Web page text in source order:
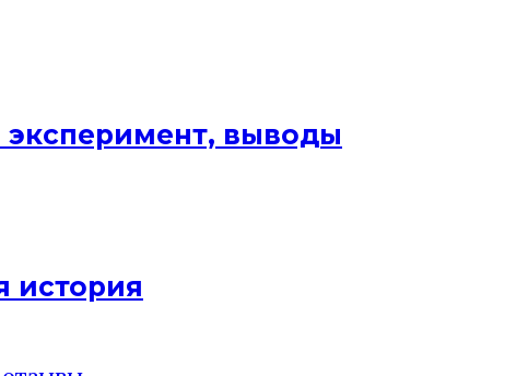
эксперимент, выводы
история